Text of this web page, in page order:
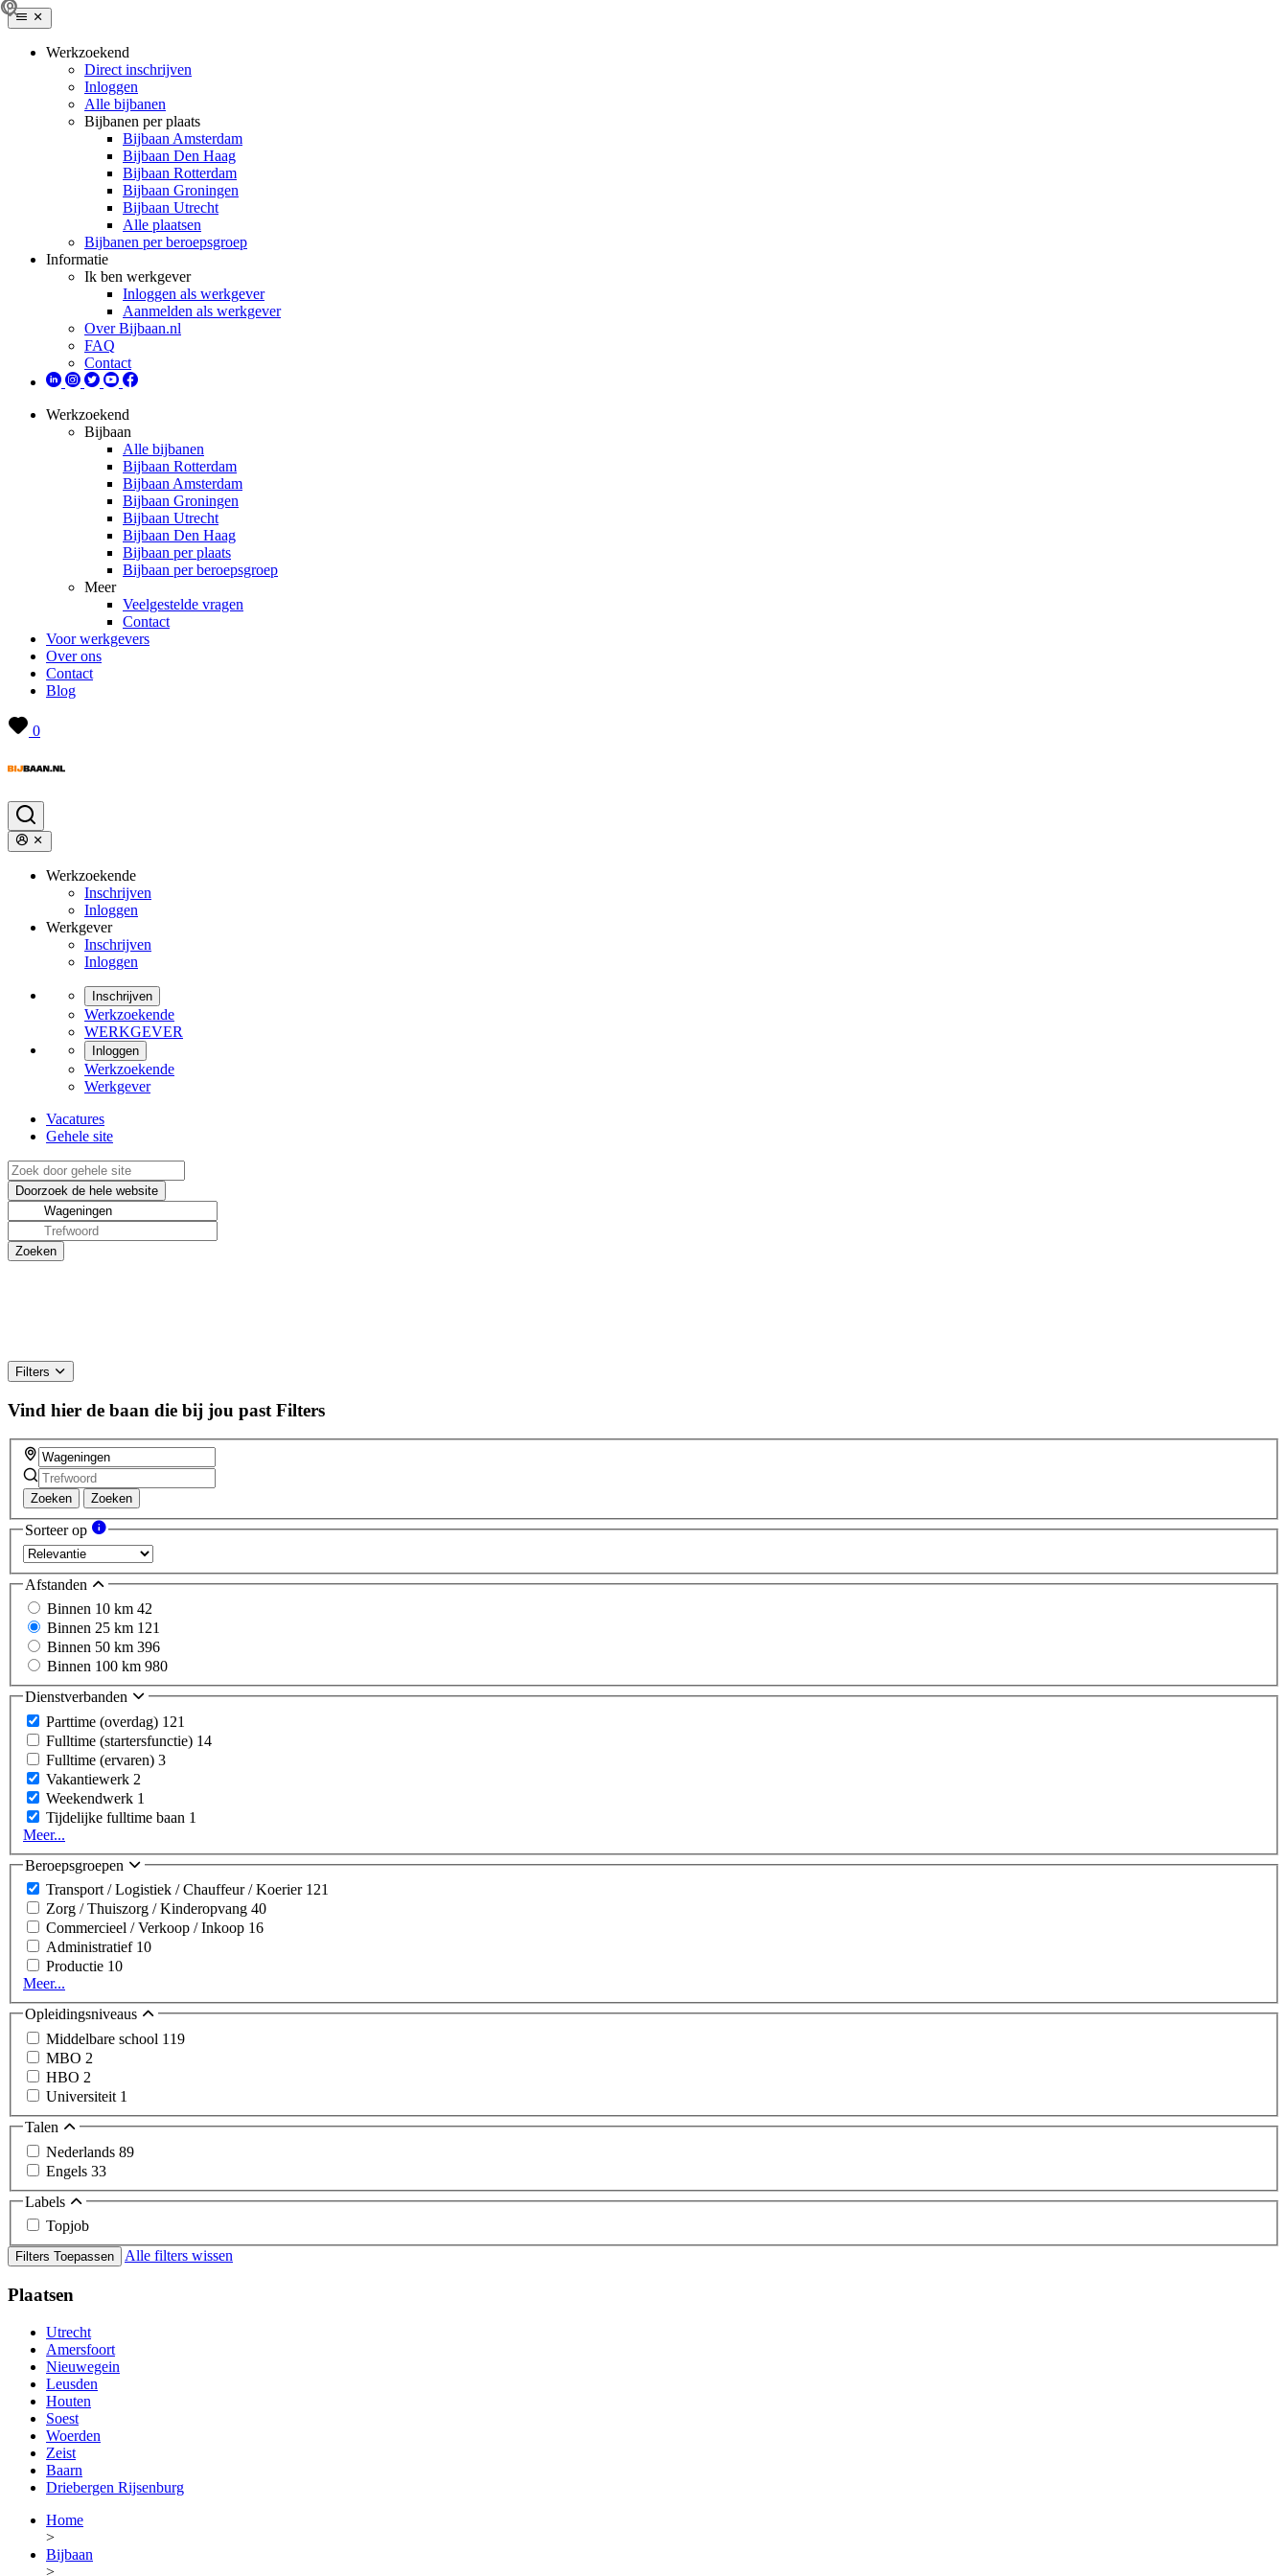
Werkzoekend
Direct inschrijven
Inloggen
Alle bijbanen
Bijbanen per plaats
Bijbaan Amsterdam
Bijbaan Den Haag
Bijbaan Rotterdam
Bijbaan Groningen
Bijbaan Utrecht
Alle plaatsen
Bijbanen per beroepsgroep
Informatie
Ik ben werkgever
Inloggen als werkgever
Aanmelden als werkgever
Over Bijbaan.nl
FAQ
Contact
Werkzoekend
Bijbaan
Alle bijbanen
Bijbaan Rotterdam
Bijbaan Amsterdam
Bijbaan Groningen
Bijbaan Utrecht
Bijbaan Den Haag
Bijbaan per plaats
Bijbaan per beroepsgroep
Meer
Veelgestelde vragen
Contact
Voor werkgevers
Over ons
Contact
Blog
0
Werkzoekende
Inschrijven
Inloggen
Werkgever
Inschrijven
Inloggen
Inschrijven
Werkzoekende
WERKGEVER
Inloggen
Werkzoekende
Werkgever
Vacatures
Gehele site
Filters
Vind hier de baan die bij jou past Filters
Zoeken Zoeken
Sorteer op
Afstanden
Binnen 10 km 42
Binnen 25 km 121
Binnen 50 km 396
Binnen 100 km 980
Dienstverbanden
Parttime (overdag) 121
Fulltime (startersfunctie) 14
Fulltime (ervaren) 3
Vakantiewerk 2
Weekendwerk 1
Tijdelijke fulltime baan 1
Meer...
Beroepsgroepen
Transport / Logistiek / Chauffeur / Koerier 121
Zorg / Thuiszorg / Kinderopvang 40
Commercieel / Verkoop / Inkoop 16
Administratief 10
Productie 10
Meer...
Opleidingsniveaus
Middelbare school 119
MBO 2
HBO 2
Universiteit 1
Talen
Nederlands 89
Engels 33
Labels
Topjob
Filters Toepassen Alle filters wissen
Plaatsen
Utrecht
Amersfoort
Nieuwegein
Leusden
Houten
Soest
Woerden
Zeist
Baarn
Driebergen Rijsenburg
Home
>
Bijbaan
>